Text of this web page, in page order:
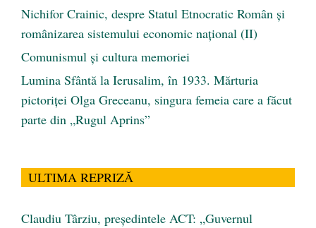
Nichifor Crainic, despre Statul Etnocratic Român şi
românizarea sistemului economic naţional (II)
Comunismul şi cultura memoriei
Lumina Sfântă la Ierusalim, în 1933. Mărturia
pictoriței Olga Greceanu, singura femeia care a făcut
parte din „Rugul Aprins”
ULTIMA REPRIZĂ
Claudiu Târziu, președintele ACT: „Guvernul